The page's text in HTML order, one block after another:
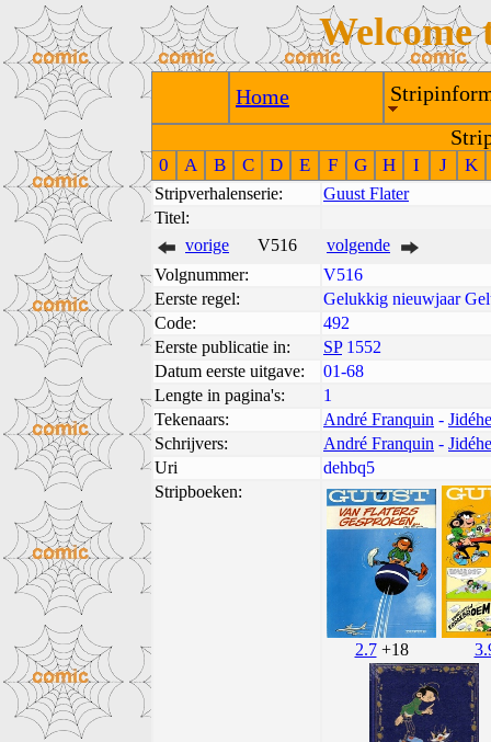
Welcome
Home
0 A B C D E F G H I J K
Stripverhalenserie:
Guust Flater
Titel:
vorige
V516
volgende
Volgnummer:
V516
Eerste regel:
Gelukkig nieuwjaar
Code:
492
Eerste publicatie in:
SP1552
Datum eerste uitgave:
01-68
Lengte in pagina's:
1
Tekenaars:
André Franquin -
Schrijvers:
André Franquin -
Uri
dehbq5
Stripboeken:
2.7+18